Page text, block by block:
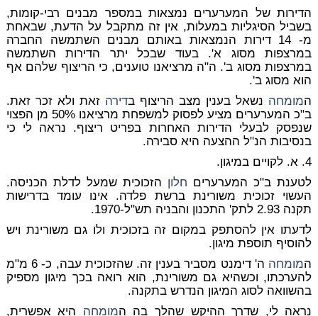
הדירות של המערערים נמצאות במספר מבנים רבי-קומות,
בשביל הסיגליות במעלות, אין זה מתקבל על הדעת, שבאחת
מ- 14 דירות הנמצאות באותם מבנים השתמשה החברה
במרצפות מסוג א'. בעוד שבכל יתר הדירות השתמשה
במרצפות מסוג ב'. ה"ה מרציאנו טוענים, כי הריצוף שלהם אף
הוא מסוג ב'.
המומחה נשאל בענין מצב הריצוף בדירה זאת ולא זכר זאת.
ב"כ המערערים מציע לפסוק למשפחת מרציאנו 50% מן הפצוי
שנפסק לבעלי הדירות האחרות בפריט ריצוף. נראה לי כי
בנסיבות הנ"ל ההצעה היא סבירה.
4. א. לקויים במיגון.
לטענת ב"כ המערערים חלון הזכוכית שמעל לדלת הכניסה.
העשוי זכוכית משורינת ברשת פלדה. אינו עומד בדרישות
תקנה 2.93 לתק' התכנון והבניה תש"ל-1970.
לדעתו אין להסתפק במקום זה בזכוכית ולו גם משורינת ויש
להוסיף תוספת מיגון.
המומחה
ה' דימנט מסביר בענין זה. שהזכוכית עבה, כ- 6 מ"מ
להערכתו, וכשהיא גם משורינת, הוא רואה בכך מיגון מספיק
בהשוואה לסוג המיגון הנדרש בתקנה.
נראה לי, שדרך ההיקש שהלך בה המומחה היא אפשרית,